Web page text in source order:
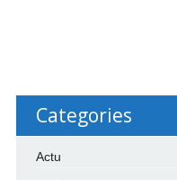
Categories
Actu